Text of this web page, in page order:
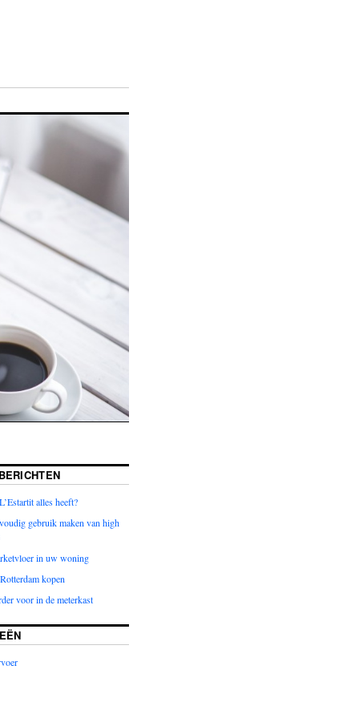
alles heeft?
gebruik maken van high
in uw woning
kopen
voor in de meterkast